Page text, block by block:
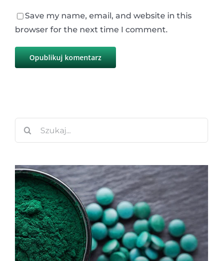
Save my name, email, and website in this
browser for the next time I comment.